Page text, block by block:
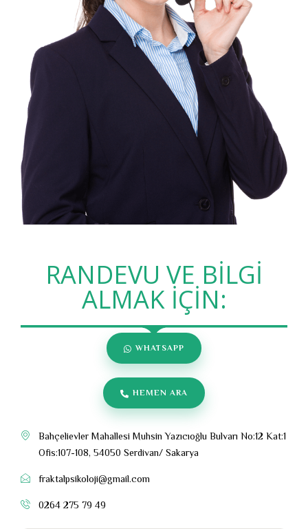
RANDEVU VE BİLGİ
ALMAK İÇİN:
WHATSAPP
HEMEN ARA
Bahçelievler Mahallesi Muhsin Yazıcıoğlu Bulvarı No:12 Kat:1
Ofis:107-108, 54050 Serdivan/ Sakarya
fraktalpsikoloji@gmail.com
0264 275 79 49